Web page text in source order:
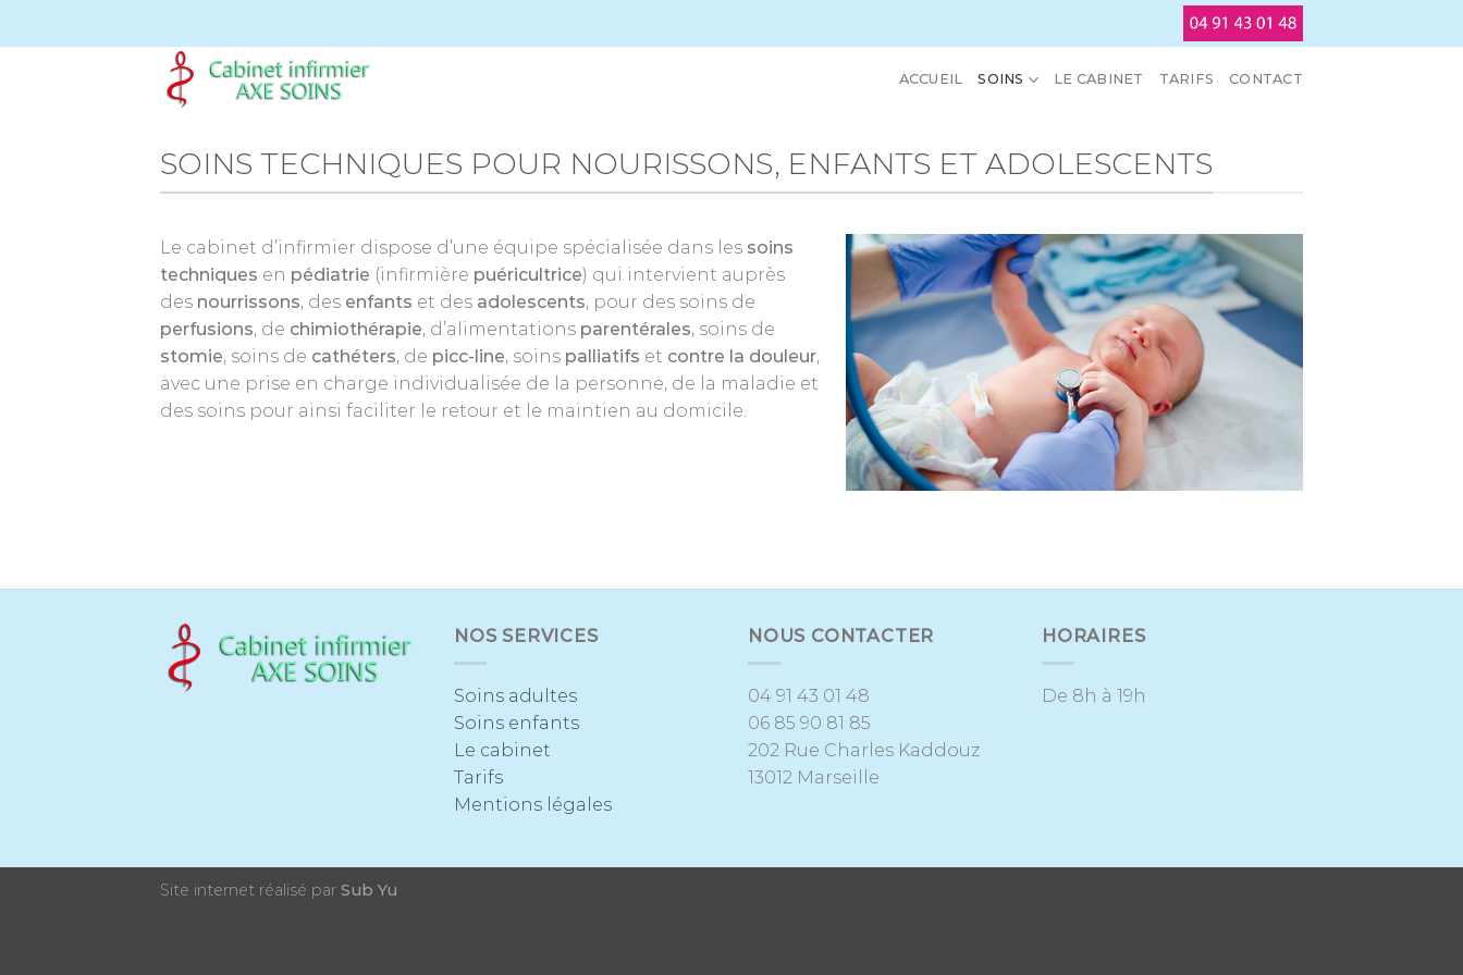
ACCUEIL SOINS LE CABINET TARIFS CONTACT
SOINS TECHNIQUES POUR NOURISSONS, ENFANTS ET ADOLESCENTS
Le cabinet d’infirmier dispose d’une équipe spécialisée dans les soins
techniques en pédiatrie (infirmière puéricultrice) qui intervient auprès
des nourrissons, des enfants et des adolescents, pour des soins de
perfusions, de chimiothérapie, d’alimentations parentérales, soins de
stomie, soins de cathéters, de picc-line, soins palliatifs et contre la douleur,
avec une prise en charge individualisée de la personne, de la maladie et
des soins pour ainsi faciliter le retour et le maintien au domicile.
NOS SERVICES
Soins adultes
Soins enfants
Le cabinet
Tarifs
Mentions légales
NOUS CONTACTER
04 91 43 01 48
06 85 90 81 85
202 Rue Charles Kaddouz
13012 Marseille
HORAIRES
De 8h à 19h
Site internet réalisé par Sub Yu